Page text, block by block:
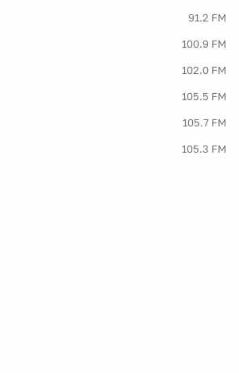
91.2 FM
100.9 FM
102.0 FM
105.5 FM
105.7 FM
105.3 FM